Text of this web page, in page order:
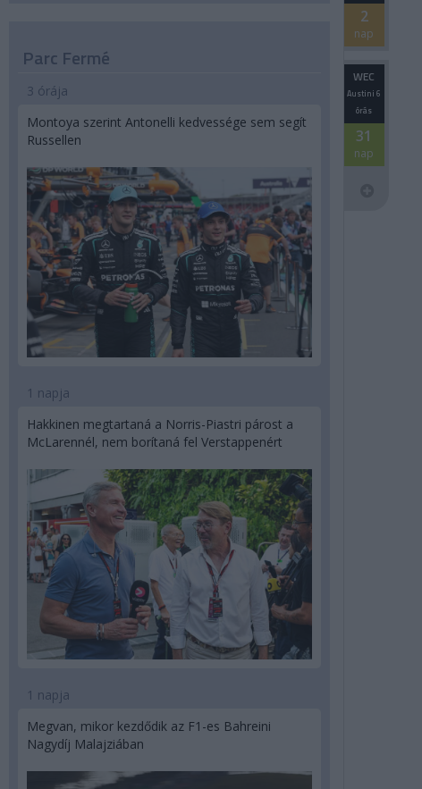
2
nap
WEC
Austini 6
órás
31
nap
Parc Fermé
3 órája
Montoya szerint Antonelli kedvessége sem segít
Russellen
1 napja
Hakkinen megtartaná a Norris-Piastri párost a
McLarennél, nem borítaná fel Verstappenért
1 napja
Megvan, mikor kezdődik az F1-es Bahreini
Nagydíj Malajziában